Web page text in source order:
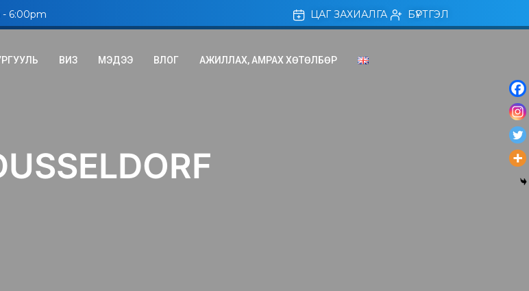
- 6:00pm ЦАГ ЗАХИАЛГА БҮРТГЭЛ
ВИЗ МЭДЭЭ ВЛОГ АЖИЛЛАХ, АМРАХ ХӨТӨЛБӨР